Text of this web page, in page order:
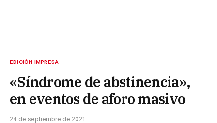
EDICIÓN IMPRESA
«Síndrome de abstinencia»,
en eventos de aforo masivo
24 de septiembre de 2021